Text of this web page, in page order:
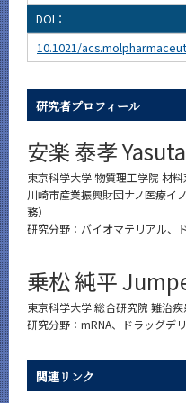
DOI：
10.1021/
研究者プロフィール
安楽 泰孝
東京科学大学 物質理工学院 材
川崎市産業振興財団ナノ医療イ
務）
研究分野：バイオマテリアル、
乗松 純平
東京科学大学 総合研究院 難治
研究分野：mRNA、ドラッグデ
関連リンク